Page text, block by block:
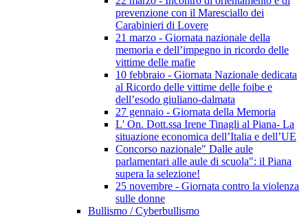
prevenzione con il Maresciallo dei
Carabinieri di Lovere
21 marzo - Giornata nazionale della
memoria e dell’impegno in ricordo delle
vittime delle mafie
10 febbraio - Giornata Nazionale dedicata
al Ricordo delle vittime delle foibe e
dell’esodo giuliano-dalmata
27 gennaio - Giornata della Memoria
L' On. Dott.ssa Irene Tinagli al Piana- La
situazione economica dell’Italia e dell’UE
Concorso nazionale" Dalle aule
parlamentari alle aule di scuola": il Piana
supera la selezione!
25 novembre - Giornata contro la violenza
sulle donne
Bullismo / Cyberbullismo